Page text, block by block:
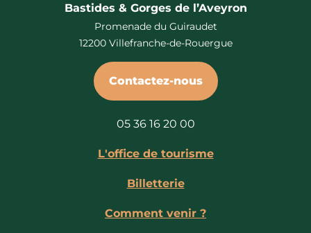
Bastides & Gorges de l’Aveyron
Promenade du Guiraudet
12200 Villefranche-de-Rouergue
Contactez-nous
05 36 16 20 00
L'office de tourisme
Billetterie
Comment venir ?